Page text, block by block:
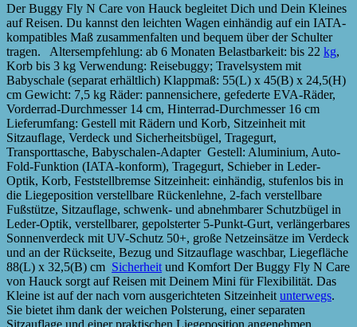
Der Buggy Fly N Care von Hauck begleitet Dich und Dein Kleines
auf Reisen. Du kannst den leichten Wagen einhändig auf ein IATA-
kompatibles Maß zusammenfalten und bequem über der Schulter
tragen. Altersempfehlung: ab 6 Monaten Belastbarkeit: bis 22 kg,
Korb bis 3 kg Verwendung: Reisebuggy; Travelsystem mit
Babyschale (separat erhältlich) Klappmaß: 55(L) x 45(B) x 24,5(H)
cm Gewicht: 7,5 kg Räder: pannensichere, gefederte EVA-Räder,
Vorderrad-Durchmesser 14 cm, Hinterrad-Durchmesser 16 cm
Lieferumfang: Gestell mit Rädern und Korb, Sitzeinheit mit
Sitzauflage, Verdeck und Sicherheitsbügel, Tragegurt,
Transporttasche, Babyschalen-Adapter Gestell: Aluminium, Auto-
Fold-Funktion (IATA-konform), Tragegurt, Schieber in Leder-
Optik, Korb, Feststellbremse Sitzeinheit: einhändig, stufenlos bis in
die Liegeposition verstellbare Rückenlehne, 2-fach verstellbare
Fußstütze, Sitzauflage, schwenk- und abnehmbarer Schutzbügel in
Leder-Optik, verstellbarer, gepolsterter 5-Punkt-Gurt, verlängerbares
Sonnenverdeck mit UV-Schutz 50+, große Netzeinsätze im Verdeck
und an der Rückseite, Bezug und Sitzauflage waschbar, Liegefläche
88(L) x 32,5(B) cm Sicherheit und Komfort Der Buggy Fly N Care
von Hauck sorgt auf Reisen mit Deinem Mini für Flexibilität. Das
Kleine ist auf der nach vorn ausgerichteten Sitzeinheit unterwegs.
Sie bietet ihm dank der weichen Polsterung, einer separaten
Sitzauflage und einer praktischen Liegeposition angenehmen